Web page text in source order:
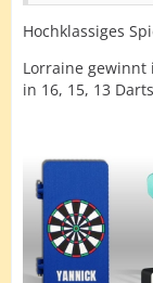
Hochklassiges
Lorraine gewinnt
in 16, 15, 13